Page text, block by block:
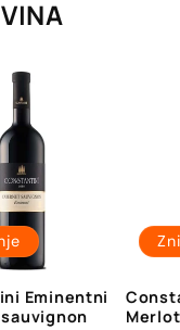
Eminentni
Merlot